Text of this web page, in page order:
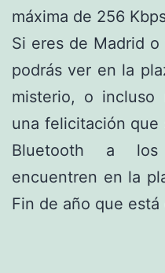
máxima de 256
Si eres de Madrid
podrás ver en la
misterio, o incluso
una felicitación que
Bluetooth a
encuentren en la
Fin de año que